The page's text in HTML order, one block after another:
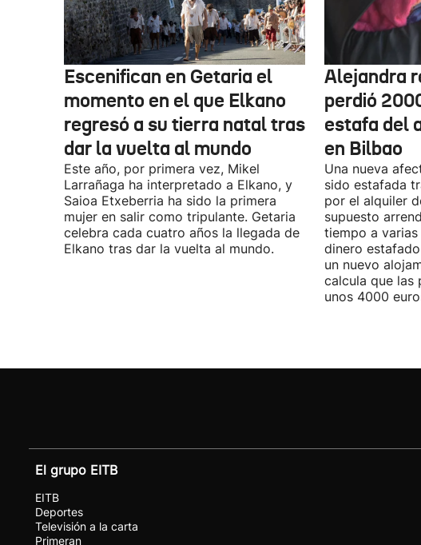
Escenifican en Getaria el
momento en el que Elkano
regresó a su tierra natal tras
dar la vuelta al mundo
Este año, por primera vez, Mikel
Larrañaga ha interpretado a Elkano, y
Saioa Etxeberria ha sido la primera
mujer en salir como tripulante. Getaria
celebra cada cuatro años la llegada de
Elkano tras dar la vuelta al mundo.
Alejandra
perdió
estafa del
en Bilbao
Una nueva
sido estafada
por el alquiler
supuesto
tiempo a varias
dinero
un nuevo
calcula que las
unos 4000
El grupo EITB
EITB
Deportes
Televisión a la carta
Primeran